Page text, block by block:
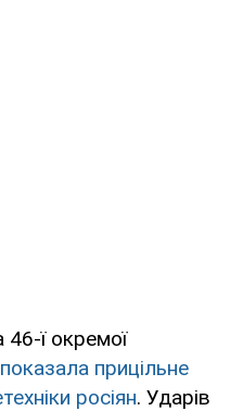
ї окремої
показала прицільне
росіян. Ударів